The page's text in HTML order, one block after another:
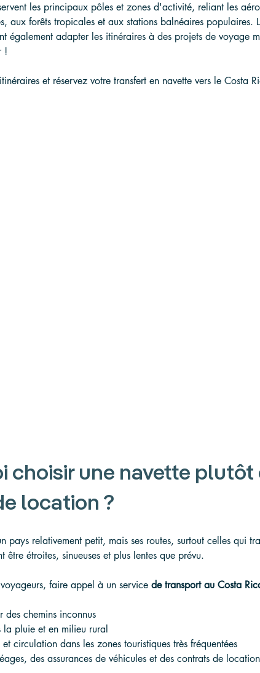
les principaux pôles et zones d'activité, reliant les
aux forêts tropicales et aux stations balnéaires populaires.
également adapter les itinéraires à des projets de voyage
!
et réservez votre transfert en navette vers le Costa
choisir une navette plutôt
location ?
pays relativement petit, mais ses routes, surtout celles qui
être étroites, sinueuses et plus lentes que prévu.
faire appel à un service de transport au Costa
des chemins inconnus
la pluie et en milieu rural
circulation dans les zones touristiques très fréquentées
des assurances de véhicules et des contrats de